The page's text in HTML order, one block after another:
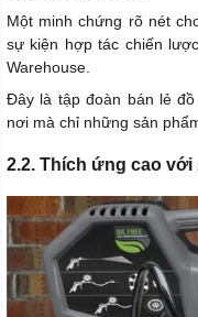
Một minh chứng rõ nét
sự kiện hợp tác chiến
Warehouse.
Đây là tập đoàn bán lẻ
nơi mà chỉ những sản
2.2. Thích ứng cao